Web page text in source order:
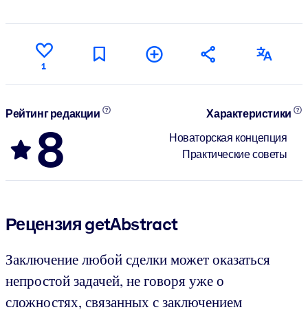
1
Рейтинг редакции
8
Характеристики
Новаторская концепция
Практические советы
Рецензия getAbstract
Заключение любой сделки может оказаться
непростой задачей, не говоря уже о
сложностях, связанных с заключением